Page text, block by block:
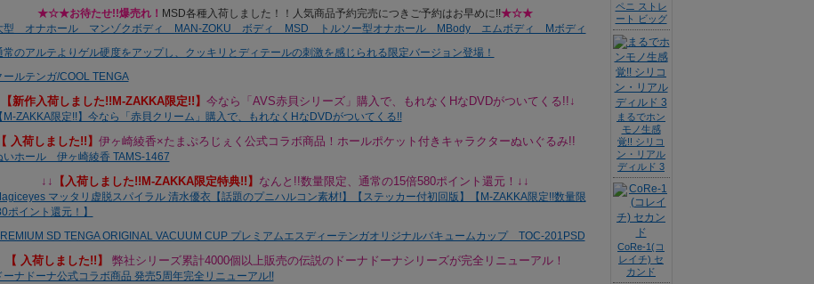
★☆★お待たせ!!爆売れ！ MSD各種入荷しました！！人気商品予約完売につきご予約はお早めに!!★☆★
【新作入荷しました!! M-ZAKKA限定!!】 今なら「AVS赤貝シリーズ」購入で、もれなくHなDVDがついてくる!!↓
【 入荷しました!!】 伊ヶ崎綾香×たまぷろじぇく公式コラボ商品！ホールポケット付きキャラクターぬいぐるみ!!
↓↓ 【 入荷しました!!M-ZAKKA限定特典!!】 なんと!!数量限定、通常の15倍580ポイント還元！↓↓
【 入荷しました!!】 弊社シリーズ累計4000個以上販売の伝説のドーナドーナシリーズが完全リニューアル！
ペニ ストレ
ート ビッグ
まるでホン
モノ生感
覚!! シリコ
ン・リアル
ディルド 3
CoRe-1(コ
レイチ) セ
カンド